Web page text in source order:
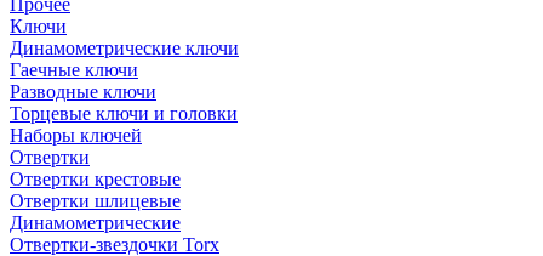
Прочее
Ключи
Динамометрические ключи
Гаечные ключи
Разводные ключи
Торцевые ключи и головки
Наборы ключей
Отвертки
Отвертки крестовые
Отвертки шлицевые
Динамометрические
Отвертки-звездочки Torx